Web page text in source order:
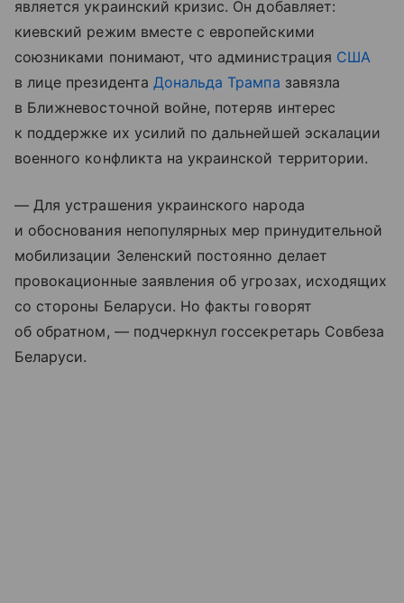
является украинский кризис. Он добавляет:
киевский режим вместе с европейскими
союзниками понимают, что администрация США
в лице президента Дональда Трампа завязла
в Ближневосточной войне, потеряв интерес
к поддержке их усилий по дальнейшей эскалации
военного конфликта на украинской территории.
— Для устрашения украинского народа
и обоснования непопулярных мер принудительной
мобилизации Зеленский постоянно делает
провокационные заявления об угрозах, исходящих
со стороны Беларуси. Но факты говорят
об обратном, — подчеркнул госсекретарь Совбеза
Беларуси.